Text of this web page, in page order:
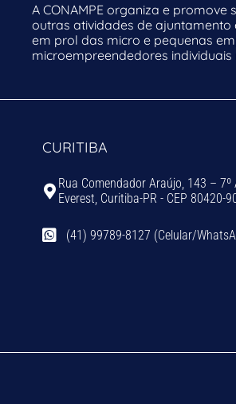
A CONAMPE organiza e promove
outras atividades de
em prol das micro e pequenas
microempreendedores individuais
CURITIBA
Rua Comendador Araújo, 143 –
Everest, Curitiba-PR - CEP 80420-
(41) 99789-8127 (Celular/